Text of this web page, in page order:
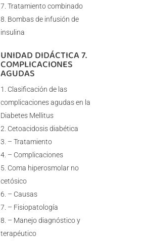
Tratamiento combinado
Bombas de infusión de
insulina
UNIDAD DIDÁCTICA 7.
COMPLICACIONES
AGUDAS
Clasificación de las
complicaciones agudas en la
Diabetes Mellitus
Cetoacidosis diabética
– Tratamiento
– Complicaciones
Coma hiperosmolar no
cetósico
– Causas
– Fisiopatología
– Manejo diagnóstico y
terapéutico